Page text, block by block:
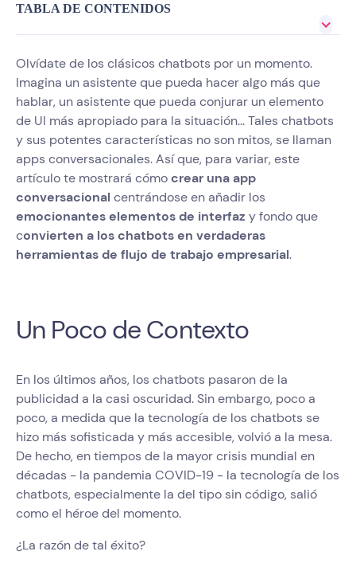
TABLA DE CONTENIDOS
Olvídate de los clásicos chatbots por un momento.
Imagina un asistente que pueda hacer algo más que
hablar, un asistente que pueda conjurar un elemento
de UI más apropiado para la situación... Tales chatbots
y sus potentes características no son mitos, se llaman
apps conversacionales. Así que, para variar, este
artículo te mostrará cómocrear una app
conversacional centrándose en añadir los
emocionantes elementos de interfaz y fondo que
convierten a los chatbots en verdaderas
herramientas de flujo de trabajo empresarial.
Un Poco de Contexto
En los últimos años, los chatbots pasaron de la
publicidad a la casi oscuridad. Sin embargo, poco a
poco, a medida que la tecnología de los chatbots se
hizo más sofisticada y más accesible, volvió a la mesa.
De hecho, en tiempos de la mayor crisis mundial en
décadas - la pandemia COVID-19 - la tecnología de los
chatbots, especialmente la del tipo sin código, salió
como el héroe del momento.
¿La razón de tal éxito?